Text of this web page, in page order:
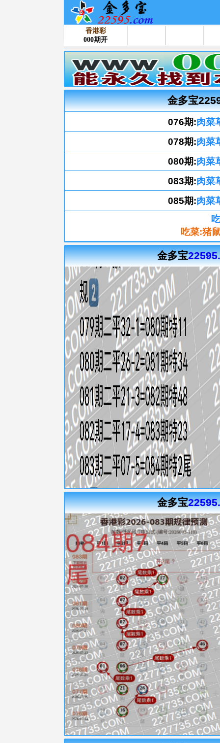
金多宝
076期:肉菜
078期:肉菜
080期:肉菜
083期:肉菜
085期:肉菜
吃菜:猪
金多宝
金多宝